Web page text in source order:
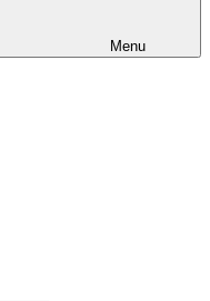
Menu